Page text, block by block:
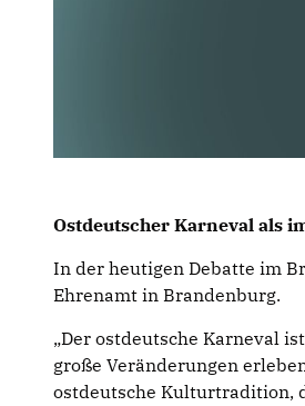
Ostdeutscher Karneval als
In der heutigen Debatte im
Ehrenamt in Brandenburg.
Der ostdeutsche Karneval
große Veränderungen
ostdeutsche Kulturtradition,